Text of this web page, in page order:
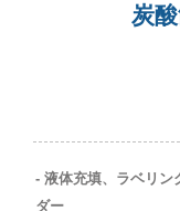
炭酸飲料
- 液体充填、ラベリン
ダー